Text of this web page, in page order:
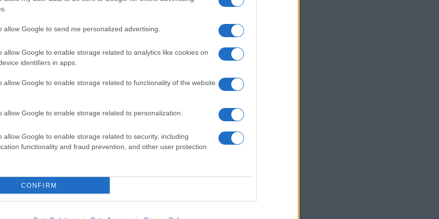
allow Google to send me personalized advertising.
allow Google to enable storage related to analytics like cookies on
identifiers in apps.
allow Google to enable storage related to functionality of the website
allow Google to enable storage related to personalization.
allow Google to enable storage related to security, including
functionality and fraud prevention, and other user protection.
CONFIRM
népszerű Samsung
készülék kimarad a
9 frissítésből – itt a
érintett modellekről
és továbbfejlesztett
lesz az út vége.
iPhone 18 bemutató dátum -
ekkor rántja le a leplet az
2026.06.29| Phone Arena
A szeptemberi eseményen az iPhone 18 Pro
hajlítható iPhone Ultra is bemutatkozhat,
találgatások továbbra is beárnyékolják a
rajtot.
amely észrevétlenül
meg a
megváltoztatja a
mégsem tudnak róla